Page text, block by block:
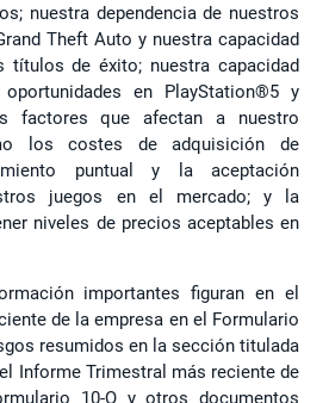
nuestra dependencia de nuestros
Theft Auto y nuestra capacidad
títulos de éxito; nuestra capacidad
en PlayStation®5 y
factores que afectan a nuestro
los costes de adquisición de
puntual y la aceptación
juegos en el mercado; y la
niveles de precios aceptables en
importantes figuran en el
de la empresa en el Formulario
resumidos en la sección titulada
Informe Trimestral más reciente de
10-Q y otros documentos